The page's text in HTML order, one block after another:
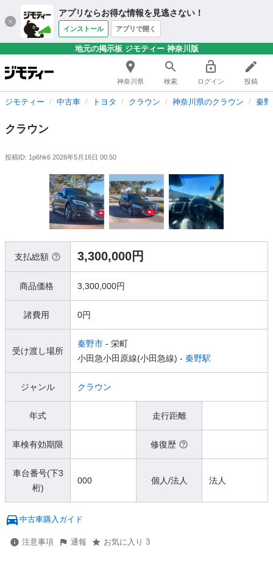
アプリならお得な情報を見逃さない！
インストール アプリで開く
地元の掲示板 ジモティー 神奈川版
神奈川県 検索 ログイン 投稿
ジモティー 中古車 トヨタ クラウン 神奈川県のクラウン 秦
クラウン
投稿ID: 1p6hk6 2026年5月16日 00:50
支払総額 3,300,000円
商品価格 3,300,000円
諸費用 0円
受け渡し場所
秦野市 - 栄町
小田急小田原線(小田急線) - 秦野駅
ジャンル クラウン
年式 走行距離
車検有効期限 修復歴
車台番号(下3
桁)
000 個人/法人 法人
中古車購入ガイド
注意事項 通報 お気に入り 3